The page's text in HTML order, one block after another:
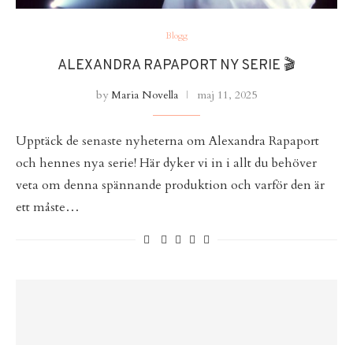
Blogg
ALEXANDRA RAPAPORT NY SERIE 🎬
byMaria Novella maj 11, 2025
Upptäck de senaste nyheterna om Alexandra Rapaport
och hennes nya serie! Här dyker vi in i allt du behöver
veta om denna spännande produktion och varför den är
ett måste…